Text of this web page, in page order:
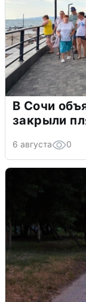
В Сочи
закрыли
6 августа 0